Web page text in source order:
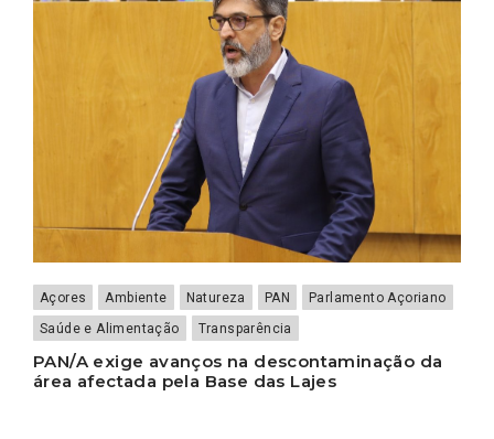
Açores Ambiente Natureza PAN
Parlamento Açoriano
Saúde e Alimentação
Transparência
PAN/A exige avanços na descontaminação da
área afectada pela Base das Lajes